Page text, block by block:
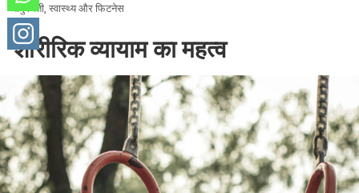
तंदुरुस्ती स्वास्थ्य और फिटनेस
शारीरिक व्यायाम का महत्व